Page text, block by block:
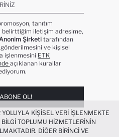
tanıtım
belirttiğim iletişim adresime,
Şirketi tarafından
ve kişisel
işlenmesini ETK
açıklanan kurallar
OL!
KIŞISEL VERI IŞLENMEKTE
TOPLUMU HIZMETLERININ
DIĞER BIRINCI VE